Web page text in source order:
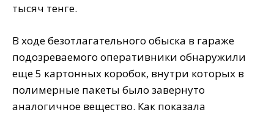
тысяч тенге.
В ходе безотлагательного обыска в гараже
подозреваемого оперативники обнаружили
еще 5 картонных коробок, внутри которых в
полимерные пакеты было завернуто
аналогичное вещество. Как показала